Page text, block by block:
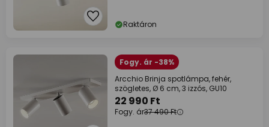
Raktáron
Fogy. ár -38%
Arcchio Brinja spotlámpa, fehér,
szögletes, Ø 6 cm, 3 izzós, GU10
22 990 Ft
Fogy. ár37 490 Ft